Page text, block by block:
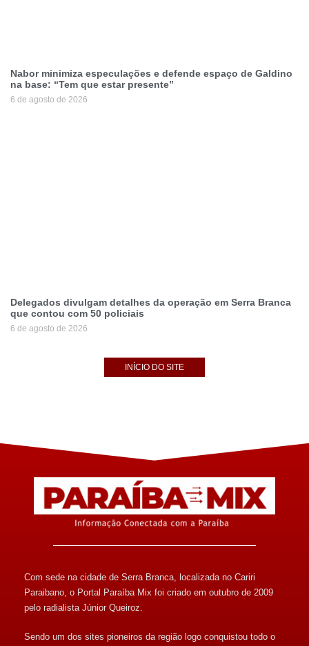
Nabor minimiza especulações e defende espaço de Galdino
na base: “Tem que estar presente”
6 de agosto de 2026
Delegados divulgam detalhes da operação em Serra Branca
que contou com 50 policiais
6 de agosto de 2026
INÍCIO DO SITE
Com sede na cidade de Serra Branca, localizada no Cariri
Paraibano, o Portal Paraíba Mix foi criado em outubro de 2009
pelo radialista Júnior Queiroz.
Sendo um dos sites pioneiros da região logo conquistou todo o